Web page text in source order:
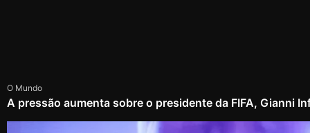
O Mundo
A pressão aumenta sobre o presidente da FIFA, Gianni